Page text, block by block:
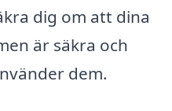
dig om att dina
är säkra och
dem.